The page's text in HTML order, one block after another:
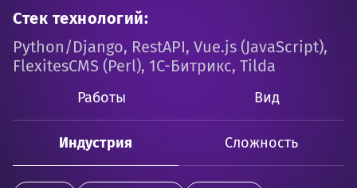
Стек технологий:
Python/Django, RestAPI, Vue.js (JavaScript),
FlexitesCMS (Perl), 1С-Битрикс, Tilda
Работы Вид
Индустрия Сложность